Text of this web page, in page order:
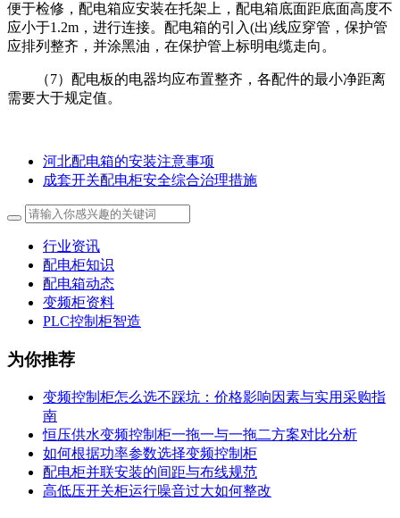
便于检修，配电箱应安装在托架上，配电箱底面距底面高度不
应小于1.2m，进行连接。配电箱的引入(出)线应穿管，保护管
应排列整齐，并涂黑油，在保护管上标明电缆走向。
（7）配电板的电器均应布置整齐，各配件的最小净距离
需要大于规定值。
河北配电箱的安装注意事项
成套开关配电柜安全综合治理措施
行业资讯
配电柜知识
配电箱动态
变频柜资料
PLC控制柜智造
为你推荐
变频控制柜怎么选不踩坑：价格影响因素与实用采购指
南
恒压供水变频控制柜一拖一与一拖二方案对比分析
如何根据功率参数选择变频控制柜
配电柜并联安装的间距与布线规范
高低压开关柜运行噪音过大如何整改